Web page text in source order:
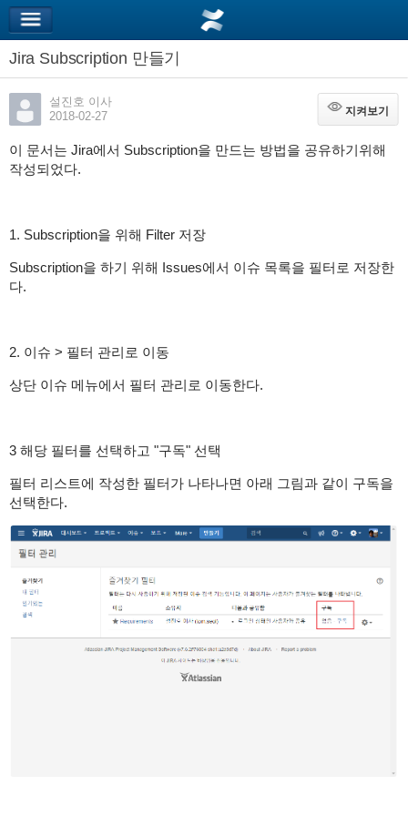
Jira Subscription 만들기
설진호 이사
2018-02-27
지켜보기
지켜보기
이 문서는 Jira에서 Subscription을 만드는 방법을 공유하기위해
작성되었다.
1. Subscription을 위해 Filter 저장
Subscription을 하기 위해 Issues에서 이슈 목록을 필터로 저장한
다.
2. 이슈 > 필터 관리로 이동
상단 이슈 메뉴에서 필터 관리로 이동한다.
3 해당 필터를 선택하고 "구독" 선택
필터 리스트에 작성한 필터가 나타나면 아래 그림과 같이 구독을
선택한다.